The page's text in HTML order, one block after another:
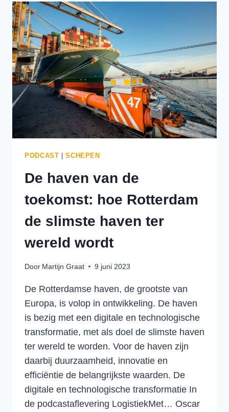
HAVENS,
30%
MEER
COCAÏNE
ONDERSCHEPT
PODCAST |SCHEPEN
De haven van de
toekomst: hoe Rotterdam
de slimste haven ter
wereld wordt
Door Martijn Graat 9 juni 2023
De Rotterdamse haven, de grootste van
Europa, is volop in ontwikkeling. De haven
is bezig met een digitale en technologische
transformatie, met als doel de slimste haven
ter wereld te worden. Voor de haven zijn
daarbij duurzaamheid, innovatie en
efficiëntie de belangrijkste waarden. De
digitale en technologische transformatie In
de podcastaflevering LogistiekMet… Oscar